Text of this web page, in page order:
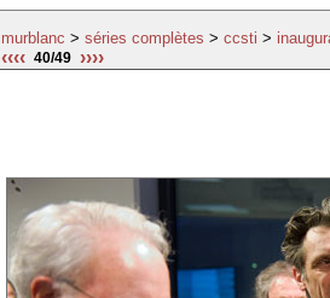
murblanc > séries complètes > ccsti >
‹‹‹‹ 40/49 ››››